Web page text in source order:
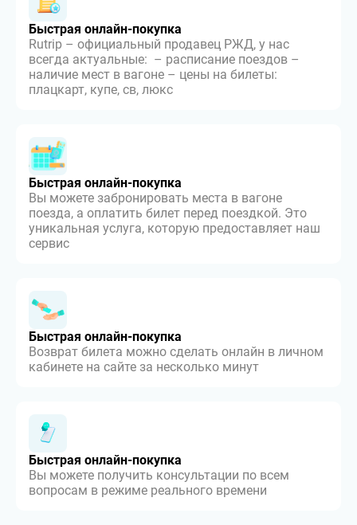
Быстрая онлайн-покупка
Rutrip – официальный продавец РЖД, у нас
всегда актуальные: – расписание поездов –
наличие мест в вагоне – цены на билеты:
плацкарт, купе, св, люкс
Быстрая онлайн-покупка
Вы можете забронировать места в вагоне
поезда, а оплатить билет перед поездкой. Это
уникальная услуга, которую предоставляет наш
сервис
Быстрая онлайн-покупка
Возврат билета можно сделать онлайн в личном
кабинете на сайте за несколько минут
Быстрая онлайн-покупка
Вы можете получить консультации по всем
вопросам в режиме реального времени